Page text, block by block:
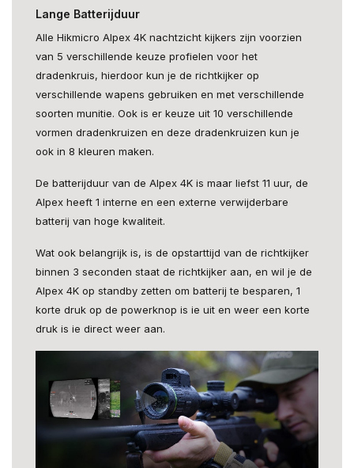
Lange Batterijduur
Alle Hikmicro Alpex 4K nachtzicht kijkers zijn voorzien
van 5 verschillende keuze profielen voor het
dradenkruis, hierdoor kun je de richtkijker op
verschillende wapens gebruiken en met verschillende
soorten munitie. Ook is er keuze uit 10 verschillende
vormen dradenkruizen en deze dradenkruizen kun je
ook in 8 kleuren maken.
De batterijduur van de Alpex 4K is maar liefst 11 uur, de
Alpex heeft 1 interne en een externe verwijderbare
batterij van hoge kwaliteit.
Wat ook belangrijk is, is de opstarttijd van de richtkijker
binnen 3 seconden staat de richtkijker aan, en wil je de
Alpex 4K op standby zetten om batterij te besparen, 1
korte druk op de powerknop is ie uit en weer een korte
druk is ie direct weer aan.